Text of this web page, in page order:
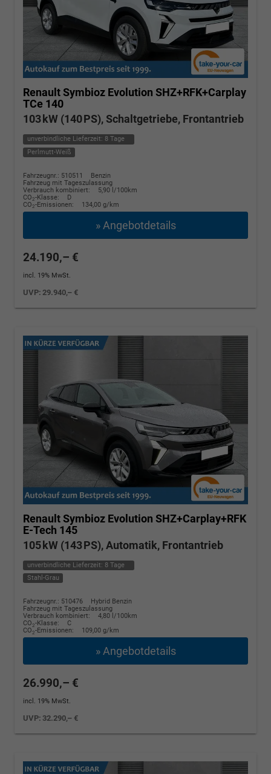
Renault Symbioz Evolution SHZ+RFK+Carplay
TCe 140
103 kW (140 PS), Schaltgetriebe, Frontantrieb
unverbindliche Lieferzeit: 8 Tage
Perlmutt-Weiß
Fahrzeugnr.: 510511
Benzin
Fahrzeug mit Tageszulassung
Verbrauch kombiniert:
5,90 l/100km
CO2-Klasse:
D
CO2-Emissionen: 134,00 g/km
» Angebotdetails
24.190,– €
incl. 19% MwSt.
UVP:29.940,– €
Renault Symbioz Evolution SHZ+Carplay+RFK
E-Tech 145
105 kW (143 PS), Automatik, Frontantrieb
unverbindliche Lieferzeit: 8 Tage
Stahl-Grau
Fahrzeugnr.: 510476
Hybrid Benzin
Fahrzeug mit Tageszulassung
Verbrauch kombiniert:
4,80 l/100km
CO2-Klasse:
C
CO2-Emissionen: 109,00 g/km
» Angebotdetails
26.990,– €
incl. 19% MwSt.
UVP: 32.290,– €